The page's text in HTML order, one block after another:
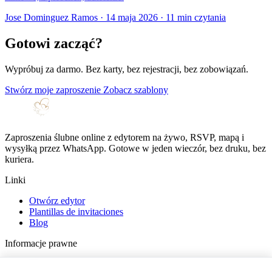
Jose Dominguez Ramos · 14 maja 2026 · 11 min czytania
Gotowi zacząć?
Wypróbuj za darmo. Bez karty, bez rejestracji, bez zobowiązań.
Stwórz moje zaproszenie Zobacz szablony
Zaproszenia ślubne online z edytorem na żywo, RSVP, mapą i
wysyłką przez WhatsApp. Gotowe w jeden wieczór, bez druku, bez
kuriera.
Linki
Otwórz edytor
Plantillas de invitaciones
Blog
Informacje prawne